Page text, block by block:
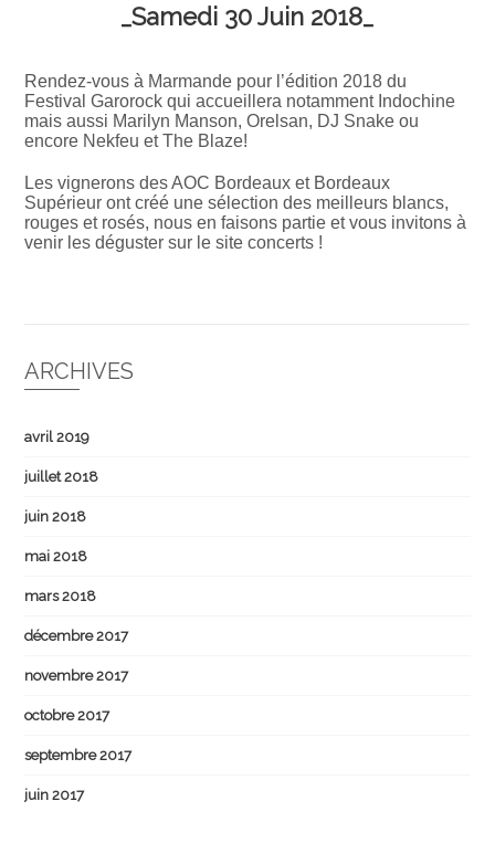
_Samedi 30 Juin 2018_
Rendez-vous à Marmande pour l’édition 2018 du
Festival Garorock qui accueillera notamment Indochine
mais aussi Marilyn Manson, Orelsan, DJ Snake ou
encore Nekfeu et The Blaze!
Les vignerons des AOC Bordeaux et Bordeaux
Supérieur ont créé une sélection des meilleurs blancs,
rouges et rosés, nous en faisons partie et vous invitons à
venir les déguster sur le site concerts !
ARCHIVES
avril 2019
juillet 2018
juin 2018
mai 2018
mars 2018
décembre 2017
novembre 2017
octobre 2017
septembre 2017
juin 2017